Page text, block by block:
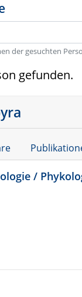
der gesuchten
gefunden.
/